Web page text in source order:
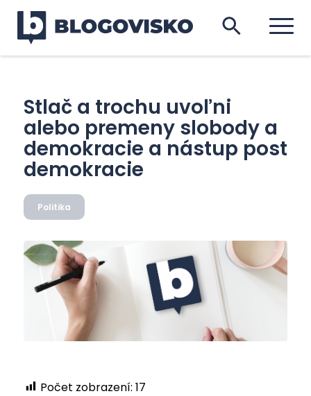
Stlač a trochu uvoľni
alebo premeny slobody a
demokracie a nástup post
demokracie
Politika
Počet zobrazení: 17